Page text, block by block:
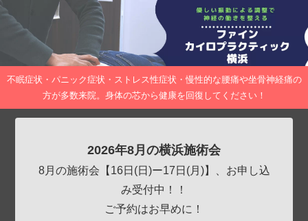
不眠症状・パニック症状・ストレス性症状・慢性的な腰痛や坐骨神経痛の
方が多数来院。身体の芯から健康を回復してください！
2026年8月の横浜施術会
8月の施術会【16日(日)ー17日(月)】、お申し込
み受付中！！
ご予約はお早めに！